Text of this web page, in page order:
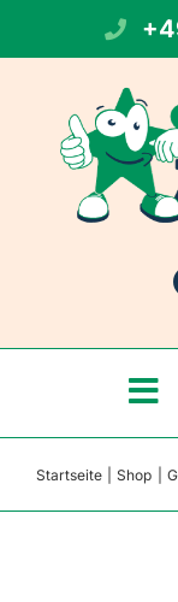
springen
Startseite Shop